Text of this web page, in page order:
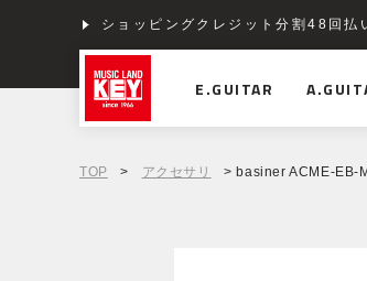
ショッピングクレジット分割48回払
E.GUITAR
TOP > アクセサリ > basiner ACME-EB-